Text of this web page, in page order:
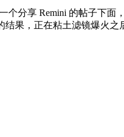
分享 Remini 的帖子下面
果，正在粘土滤镜爆火之